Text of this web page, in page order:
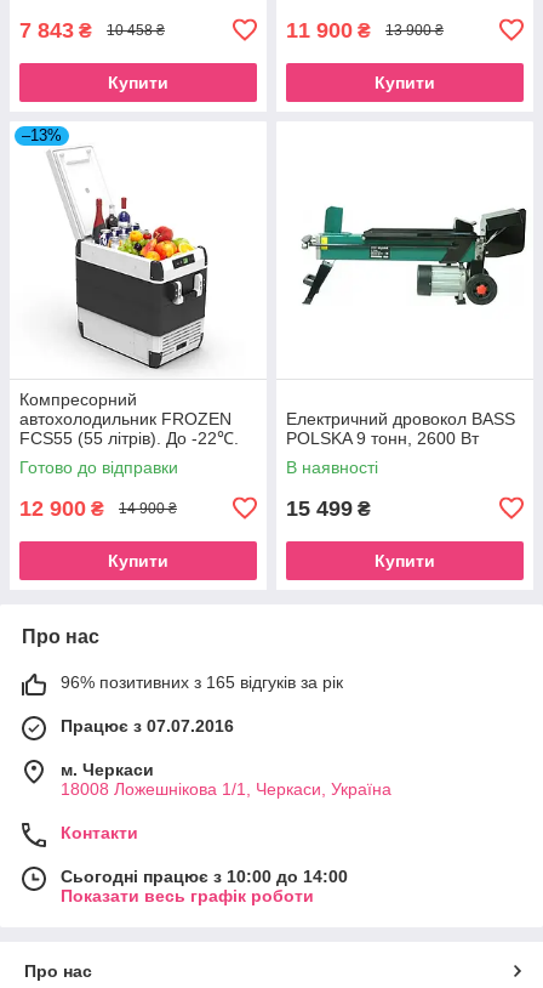
7 843 ₴ 10 458 ₴
Купити
11 900 ₴ 13 900 ₴
Купити
–13%
Компресорний
автохолодильник FROZEN
FCS55 (55 літрів). До -22℃.
Живлення 12, 24, 220 вольт
Готово до відправки
12 900 ₴ 14 900 ₴
Купити
Електричний дровокол BASS
POLSKA 9 тонн, 2600 Вт
В наявності
15 499 ₴
Купити
Про нас
96% позитивних з 165 відгуків за рік
Працює з 07.07.2016
м. Черкаси
18008 Ложешнікова 1/1, Черкаси, Україна
Контакти
Сьогодні працює з 10:00 до 14:00
Показати весь графік роботи
Про нас